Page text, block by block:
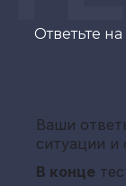
Ответьте на
Ваши
ситуации и
В конце